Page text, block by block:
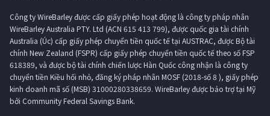
Công ty WireBarley được cấp giấy phép hoạt động là công ty pháp nhân
WireBarley Australia PTY. Ltd (ACN 615 413 799), được quốc gia tài chính
Australia (Úc) cấp giấy phép chuyển tiền quốc tế tại AUSTRAC, được Bộ tài
chính New Zealand (FSPR) cấp giấy phép chuyển tiền quốc tế theo số FSP
618389, và được bộ tài chính chiến lược Hàn Quốc công nhận là công ty
chuyển tiền Kiều hối nhỏ, đăng ký pháp nhân MOSF (2018-số 8 ), giấy phép
kinh doanh mã số (MSB) 31000280338659. WireBarley được bảo trợ tại Mỹ
bởi Community Federal Savings Bank.